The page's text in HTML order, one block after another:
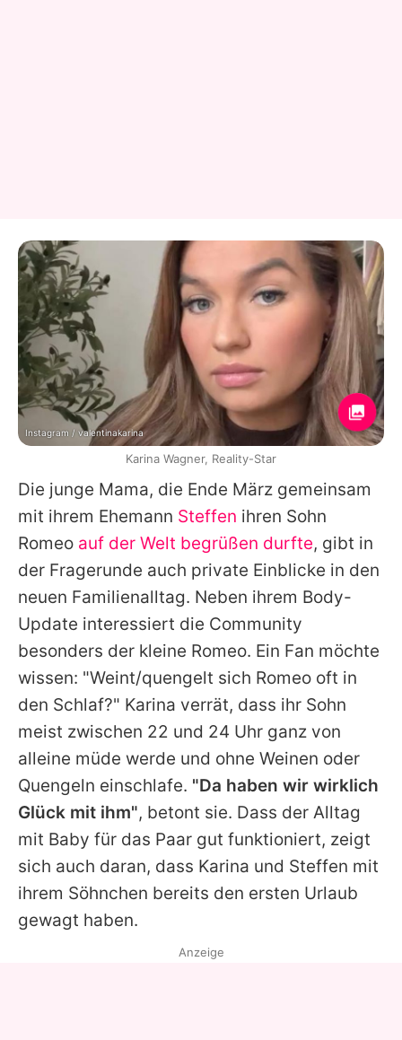
Die junge Mama, die Ende März gemeinsam
mit ihrem Ehemann Steffen ihren Sohn
Romeo auf der Welt begrüßen durfte, gibt in
der Fragerunde auch private Einblicke in den
neuen Familienalltag. Neben ihrem Body-
Update interessiert die Community
besonders der kleine Romeo. Ein Fan möchte
wissen: "Weint/quengelt sich Romeo oft in
den Schlaf?" Karina verrät, dass ihr Sohn
meist zwischen 22 und 24 Uhr ganz von
alleine müde werde und ohne Weinen oder
Quengeln einschlafe. "Da haben wir wirklich
Glück mit ihm", betont sie. Dass der Alltag
mit Baby für das Paar gut funktioniert, zeigt
sich auch daran, dass Karina und Steffen mit
ihrem Söhnchen bereits den ersten Urlaub
gewagt haben.
Instagram / valentinakarina
Karina Wagner, Reality-Star
Anzeige